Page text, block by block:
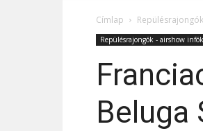
Címlap
Repülésrajongók - airshow
Beluga